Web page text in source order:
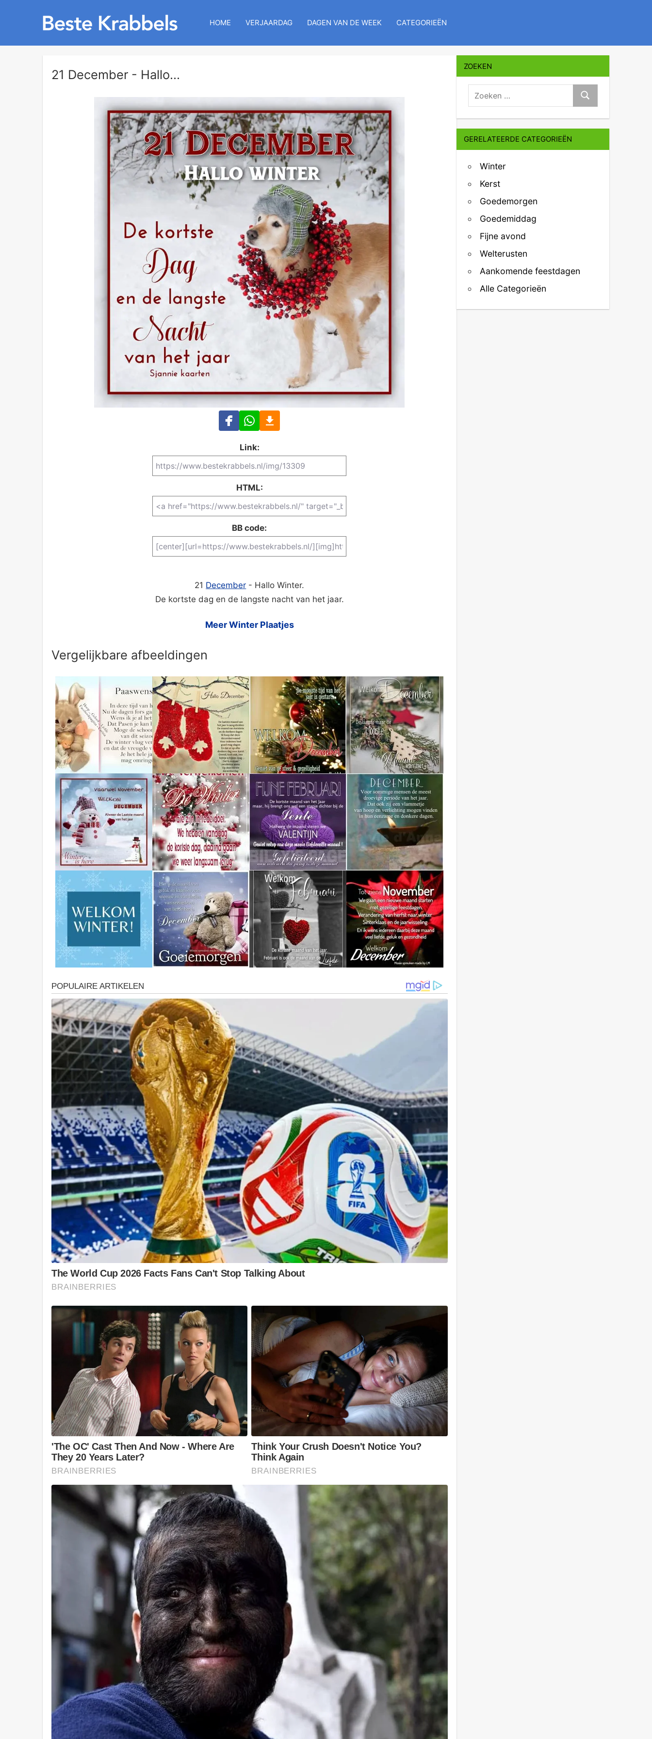
HOME VERJAARDAG DAGEN VAN DE WEEK CATEGORIEËN
21 December - Hallo...
Link:
HTML:
BB code:
21 December - Hallo Winter.
De kortste dag en de langste nacht van het jaar.
Meer Winter Plaatjes
Vergelijkbare afbeeldingen
ZOEKEN
zoeken:
Zoeken
GERELATEERDE CATEGORIEËN
Winter
Kerst
Goedemorgen
Goedemiddag
Fijne avond
Welterusten
Aankomende feestdagen
Alle Categorieën